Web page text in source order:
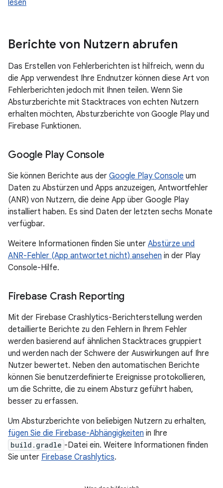
lesen
Berichte von Nutzern abrufen
Das Erstellen von Fehlerberichten ist hilfreich, wenn du
die App verwendest Ihre Endnutzer können diese Art von
Fehlerberichten jedoch mit Ihnen teilen. Wenn Sie
Absturzberichte mit Stacktraces von echten Nutzern
erhalten möchten, Absturzberichte von Google Play und
Firebase Funktionen.
Google Play Console
Sie können Berichte aus der Google Play Console um
Daten zu Abstürzen und Apps anzuzeigen, Antwortfehler
(ANR) von Nutzern, die deine App über Google Play
installiert haben. Es sind Daten der letzten sechs Monate
verfügbar.
Weitere Informationen finden Sie unter Abstürze und
ANR-Fehler (App antwortet nicht) ansehen in der Play
Console-Hilfe.
Firebase Crash Reporting
Mit der Firebase Crashlytics-Berichterstellung werden
detaillierte Berichte zu den Fehlern in Ihrem Fehler
werden basierend auf ähnlichen Stacktraces gruppiert
und werden nach der Schwere der Auswirkungen auf Ihre
Nutzer bewertet. Neben den automatischen Berichte
können Sie benutzerdefinierte Ereignisse protokollieren,
um die Schritte, die zu einem Absturz geführt haben,
besser zu erfassen.
Um Absturzberichte von beliebigen Nutzern zu erhalten,
fügen Sie die Firebase-Abhängigkeiten in Ihre
build.gradle -Datei ein. Weitere Informationen finden
Sie unter Firebase Crashlytics.